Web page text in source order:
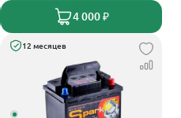
4 000 ₽
12 месяцев